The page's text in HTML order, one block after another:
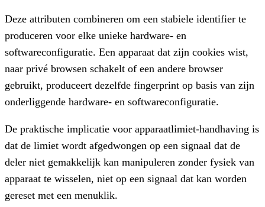
Deze attributen combineren om een stabiele identifier te
produceren voor elke unieke hardware- en
softwareconfiguratie. Een apparaat dat zijn cookies wist,
naar privé browsen schakelt of een andere browser
gebruikt, produceert dezelfde fingerprint op basis van zijn
onderliggende hardware- en softwareconfiguratie.
De praktische implicatie voor apparaatlimiet-handhaving is
dat de limiet wordt afgedwongen op een signaal dat de
deler niet gemakkelijk kan manipuleren zonder fysiek van
apparaat te wisselen, niet op een signaal dat kan worden
gereset met een menuklik.